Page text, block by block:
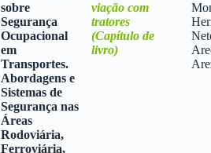
sobre
Segurança
Ocupacional
em
Transportes.
Abordagens e
Sistemas de
Segurança nas
Áreas
Rodoviária,
Ferroviária,
viação com
tratores
(Capítulo de
livro)